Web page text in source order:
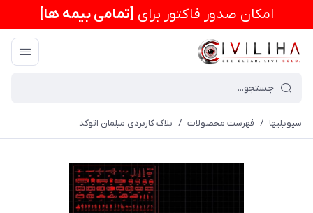
امكان صدور فاکتور برای [تمامی بیمه ها]
سیویلیها / فهرست محصولات / بلاک کاربردی مبلمان اتوکد